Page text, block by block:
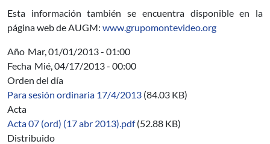
Esta información también se encuentra disponible en la
página web de AUGM: www.grupomontevideo.org
Año Mar, 01/01/2013 - 01:00
Fecha Mié, 04/17/2013 - 00:00
Orden del día
Para sesión ordinaria 17/4/2013 (84.03 KB)
Acta
Acta 07 (ord) (17 abr 2013).pdf (52.88 KB)
Distribuido